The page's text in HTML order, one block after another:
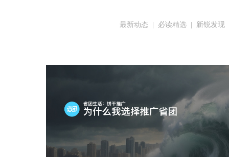
最新动态
  |
必读精选
  |
新锐发现